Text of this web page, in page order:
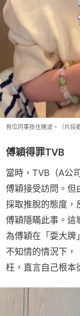
有位同事掛住賭波。（片段
傅穎得罪TVB
當時，TVB（A公
傅穎接受訪問。但
採取推脫的態度，
傅穎隱瞞此事。這
為傅穎在「耍大牌
不知情的情況下，
枉，直言自己根本